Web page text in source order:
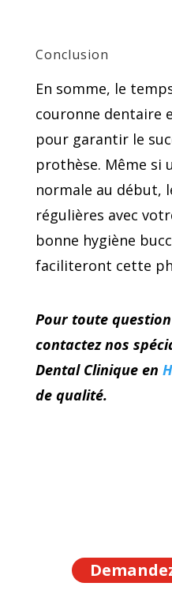
Conclusion
En somme, le
couronne dentaire
pour garantir le
prothèse. Même si
normale au début,
régulières avec
bonne hygiène
faciliteront cette
Pour toute
contactez nos
Dental Clinique en
de qualité.